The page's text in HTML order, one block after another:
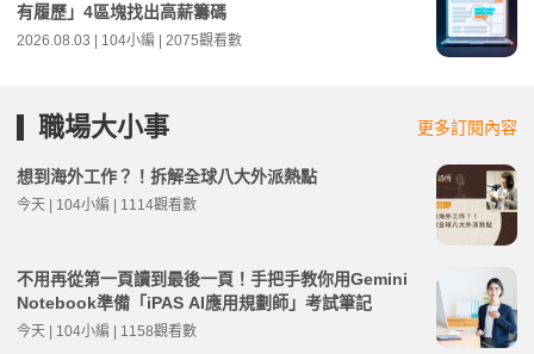
有履歷」4區塊找出高薪籌碼
2026.08.03 | 104小編 | 2075觀看數
職場大小事 更多訂閱內容
想到海外工作？！拆解全球八大外派熱點
今天 | 104小編 | 1114觀看數
不用再從第一頁讀到最後一頁！手把手教你用Gemini
Notebook準備「iPAS AI應用規劃師」考試筆記
今天 | 104小編 | 1158觀看數